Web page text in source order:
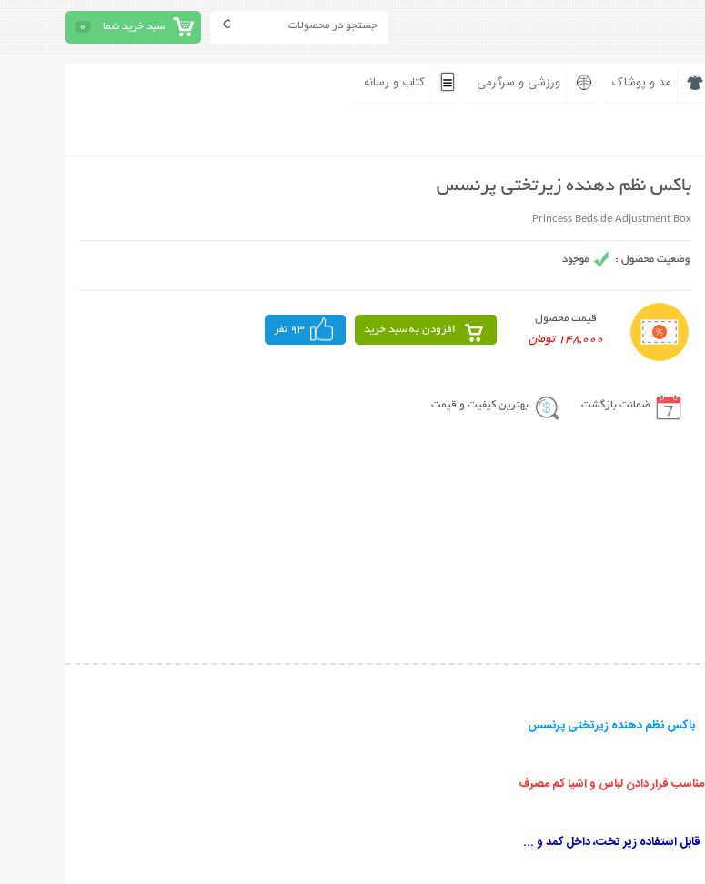
سبد خرید شما 0
مد و پوشاک ورزشی و سرگرمی کتاب و رسانه
باکس نظم دهنده زیرتختی پرنسس
Princess Bedside Adjustment Box
قیمت محصول
148,000 تومان
افزودن به سبد خرید 93 نفر
ضمانت بازگشت بهترین کیفیت و قیمت
باکس نظم دهنده زیرتختی پرنسس
مناسب قرار دادن لباس‌ و اشیا کم مصرف
قابل استفاده زیر تخت، داخل کمد و ...